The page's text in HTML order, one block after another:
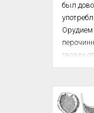
был
гвозди
на улице
книги и